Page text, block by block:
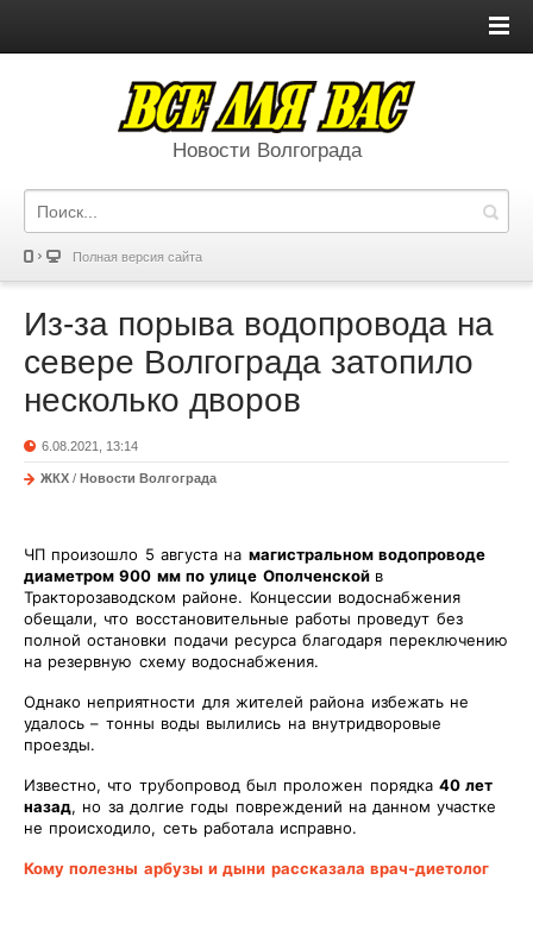
Новости Волгограда
Полная версия сайта
Из-за порыва водопровода на
севере Волгограда затопило
несколько дворов
6.08.2021, 13:14
ЖКХ / Новости Волгограда
ЧП произошло 5 августа на магистральном водопроводе
диаметром 900 мм по улице Ополченской в
Тракторозаводском районе. Концессии водоснабжения
обещали, что восстановительные работы проведут без
полной остановки подачи ресурса благодаря переключению
на резервную схему водоснабжения.
Однако неприятности для жителей района избежать не
удалось – тонны воды вылились на внутридворовые
проезды.
Известно, что трубопровод был проложен порядка 40 лет
назад, но за долгие годы повреждений на данном участке
не происходило, сеть работала исправно.
Кому полезны арбузы и дыни рассказала врач-диетолог